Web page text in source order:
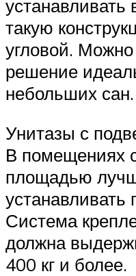
устанавливать
такую
угловой. Можно
решение
небольших
Унитазы с
В помещениях
площадью
устанавливать
Система
должна
400 кг и более.